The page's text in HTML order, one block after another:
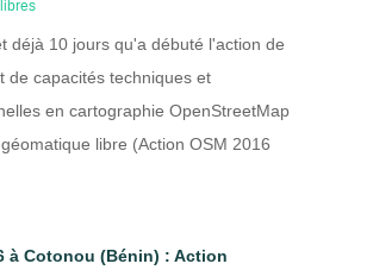
déjà 10 jours qu'a débuté l'action de
de capacités techniques et
en cartographie OpenStreetMap
libre (Action OSM 2016
à Cotonou (Bénin) : Action